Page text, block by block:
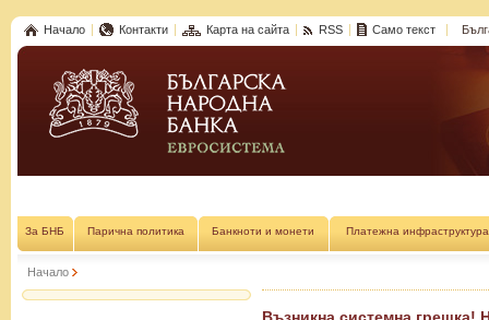
Начало Контакти Карта на сайта RSS Само текст
За БНБ Парична политика Банкноти и монети Платежна инфраструктура
Начало